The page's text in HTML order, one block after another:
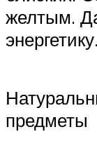
желтым.
энергетику.
предметы